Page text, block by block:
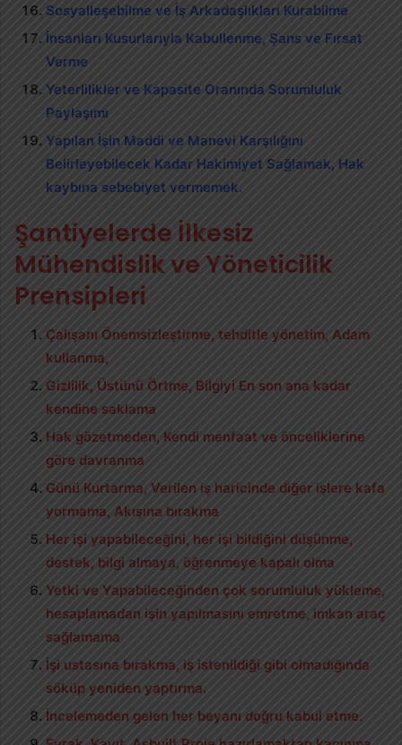
Sosyalleşebilme ve İş Arkadaşlıkları Kurabilme
İnsanları Kusurlarıyla Kabullenme, Şans ve Fırsat
Verme
Yeterlilikler ve Kapasite Oranında Sorumluluk
Paylaşımı
Yapılan İşin Maddi ve Manevi Karşılığını
Belirleyebilecek Kadar Hakimiyet Sağlamak, Hak
kaybına sebebiyet vermemek.
Şantiyelerde İlkesiz
Mühendislik ve Yöneticilik
Prensipleri
Çalışanı Önemsizleştirme, tehditle yönetim, Adam
kullanma,
Gizlilik, Üstünü Örtme, Bilgiyi En son ana kadar
kendine saklama
Hak gözetmeden, Kendi menfaat ve önceliklerine
göre davranma
Günü Kurtarma, Verilen iş haricinde diğer işlere kafa
yormama, Akışına bırakma
Her işi yapabileceğini, her işi bildiğini düşünme,
destek, bilgi almaya, öğrenmeye kapalı olma
Yetki ve Yapabileceğinden çok sorumluluk yükleme,
hesaplamadan işin yapılmasını emretme, imkan araç
sağlamama
İşi ustasına bırakma, iş istenildiği gibi olmadığında
söküp yeniden yaptırma.
İncelemeden gelen her beyanı doğru kabul etme.